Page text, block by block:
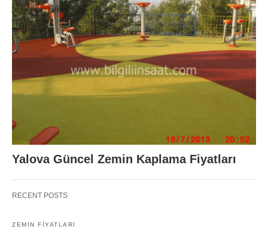
Yalova Güncel Zemin Kaplama Fiyatları
RECENT POSTS
ZEMIN FIYATLARI